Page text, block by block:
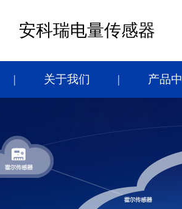
安科瑞电量传感器
关于我们 产品